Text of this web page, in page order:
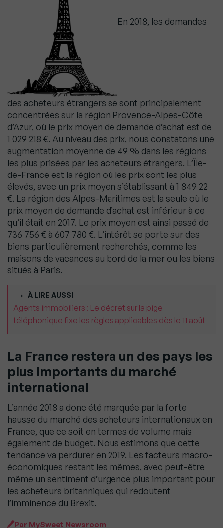
En 2018, les demandes
des acheteurs étrangers se sont principalement
concentrées sur la région Provence-Alpes-Côte
d’Azur, où le prix moyen de demande d’achat est de
1 029 218 €. Au niveau des prix, nous constatons une
augmentation moyenne de 49 % dans les régions
les plus prisées par les acheteurs étrangers. L’Île-
de-France est la région où les prix sont les plus
élevés, avec un prix moyen s’établissant à 1 849 22
€. La région des Alpes-Maritimes est la seule où le
prix moyen de demande d’achat est inférieur à ce
qu’il était en 2017. Le prix moyen est ainsi passé de
736 756 € à 607 780 €. L’intérêt se porte sur des
biens particulièrement recherchés, comme les
maisons de vacances au bord de la mer ou les biens
situés à Paris.
À LIRE AUSSI
Agents immobiliers : Le décret sur la pige
téléphonique fixe les règles applicables dès le 11 août
La France restera un des pays les
plus importants du marché
international
L’année 2018 a donc été marquée par la forte
hausse du marché des acheteurs internationaux en
France, que ce soit en termes de volume mais
également de budget. Nous estimons que cette
tendance va perdurer en 2019. Les facteurs macro-
économiques restant les mêmes, avec peut-être
même un sentiment d’urgence plus important pour
les acheteurs britanniques qui redoutent
l’imminence du Brexit.
Par MySweet Newsroom